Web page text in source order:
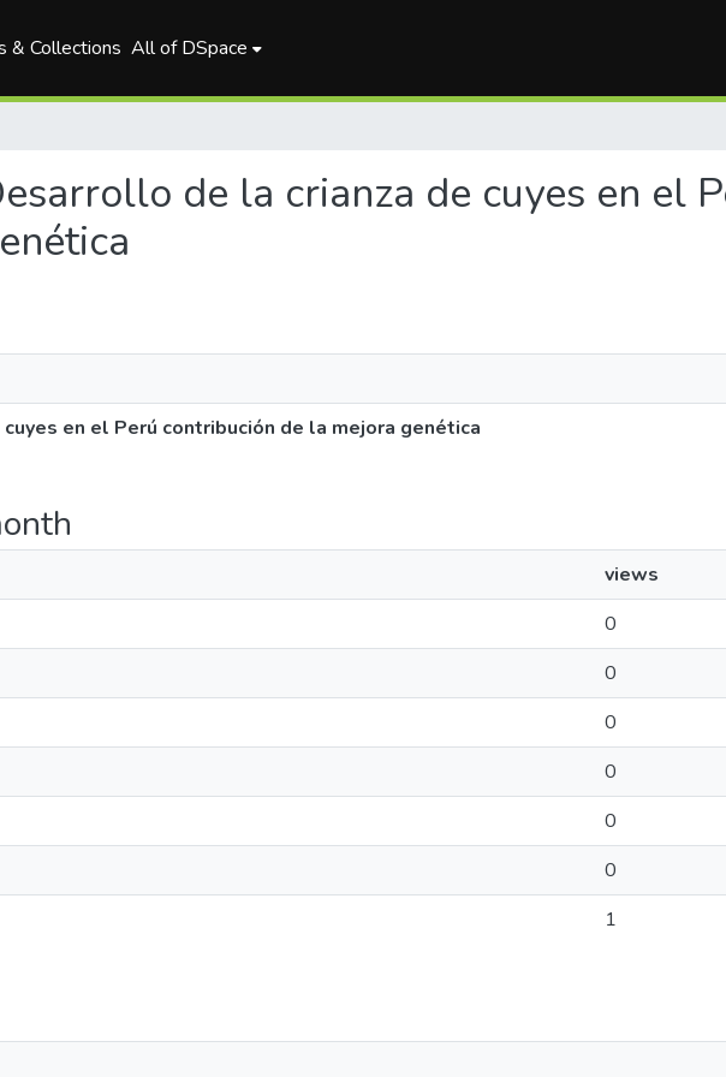
& Collections All of DSpace
de la crianza de cuyes en el
en el Perú contribución de la mejora genética
views
0
0
0
0
0
0
1